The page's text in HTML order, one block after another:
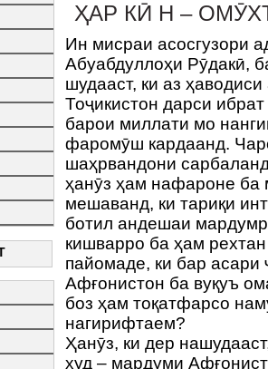
ҲАР КӢ Н –
Ин мисраи асосгузори
Абуабдуллоҳи Рӯдакӣ,
шудааст, ки аз
Тоҷикистон дарси
барои миллати мо
фаромӯш кардаанд.
шаҳрвандони
ҳанӯз ҳам нафароне
мешаванд, ки тариқи
ботил андешаи
кишварро ба ҳам
пайомаде, ки бар асари
Афғонистон ба вуқуъ
боз ҳам тоқатфарсо
нагирифтаем?
Ҳанӯз, ки дер
худ – мардуми